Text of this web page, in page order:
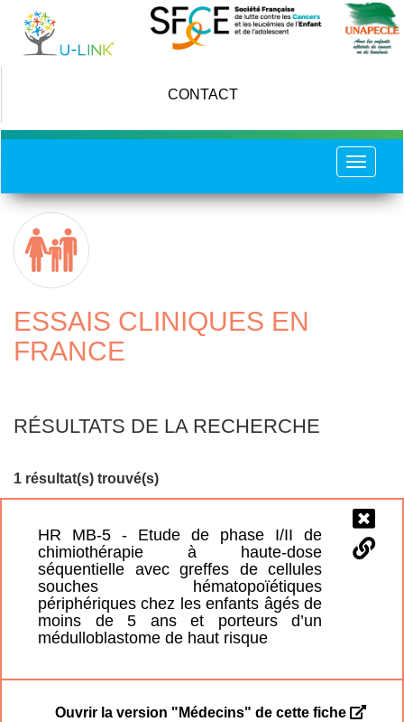
content
CONTACT
Toggle
ESSAIS CLINIQUES EN
FRANCE
RÉSULTATS DE LA RECHERCHE
1 résultat(s) trouvé(s)
HR MB-5 - Etude de phase I/II de
chimiothérapie à haute-dose
séquentielle avec greffes de cellules
souches hématopoïétiques
périphériques chez les enfants âgés de
moins de 5 ans et porteurs d’un
médulloblastome de haut risque
Ouvrir la version "Médecins" de cette fiche